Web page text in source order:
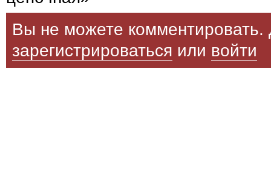
Вы не можете комментировать.
зарегистрироваться или войти